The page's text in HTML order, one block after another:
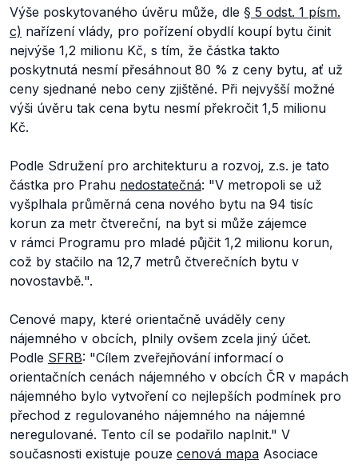
Výše poskytovaného úvěru může, dle § 5 odst. 1 písm.
c) nařízení vlády, pro pořízení obydlí koupí bytu činit
nejvýše 1,2 milionu Kč, s tím, že částka takto
poskytnutá nesmí přesáhnout 80 % z ceny bytu, ať už
ceny sjednané nebo ceny zjištěné. Při nejvyšší možné
výši úvěru tak cena bytu nesmí překročit 1,5 milionu
Kč.
Podle Sdružení pro architekturu a rozvoj, z.s. je tato
částka pro Prahu nedostatečná: "V metropoli se už
vyšplhala průměrná cena nového bytu na 94 tisíc
korun za metr čtvereční, na byt si může zájemce
v rámci Programu pro mladé půjčit 1,2 milionu korun,
což by stačilo na 12,7 metrů čtverečních bytu v
novostavbě.".
Cenové mapy, které orientačně uváděly ceny
nájemného v obcích, plnily ovšem zcela jiný účet.
Podle SFRB: "Cílem zveřejňování informací o
orientačních cenách nájemného v obcích ČR v mapách
nájemného bylo vytvoření co nejlepších podmínek pro
přechod z regulovaného nájemného na nájemné
neregulované. Tento cíl se podařilo naplnit." V
současnosti existuje pouze cenová mapa Asociace